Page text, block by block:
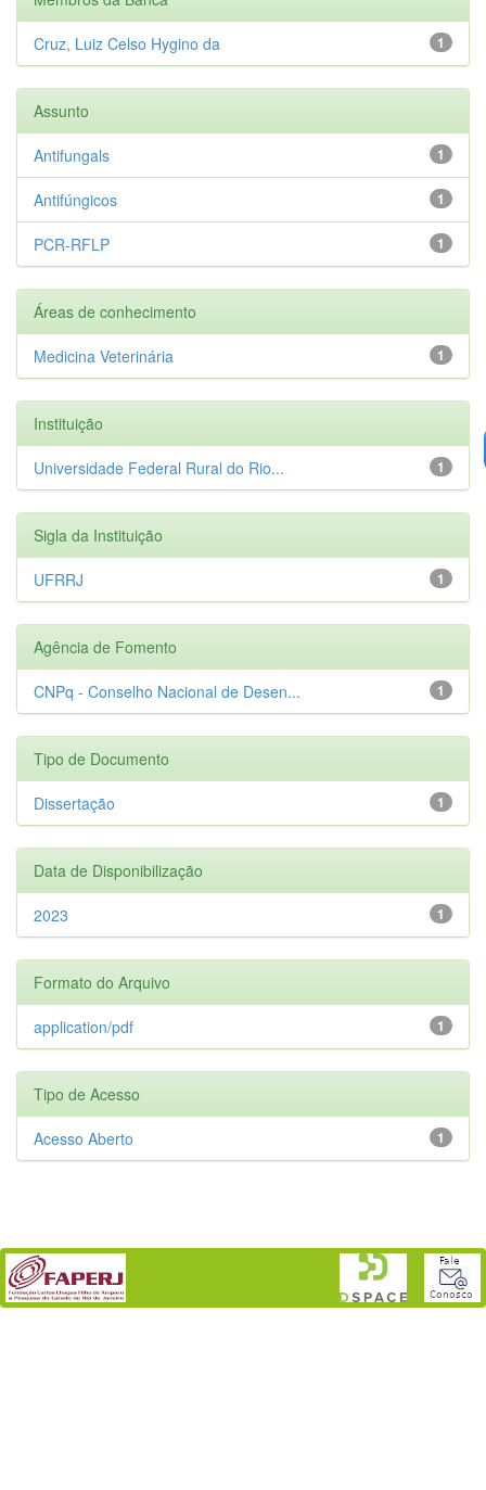
1
Cruz, Luiz Celso Hygino da
Assunto
1
Antifungals
1
Antifúngicos
1
PCR-RFLP
Áreas de conhecimento
1
Medicina Veterinária
Instituição
1
Universidade Federal Rural do Rio...
Sigla da Instituição
1
UFRRJ
Agência de Fomento
1
CNPq - Conselho Nacional de Desen...
Tipo de Documento
1
Dissertação
Data de Disponibilização
1
2023
Formato do Arquivo
1
application/pdf
Tipo de Acesso
1
Acesso Aberto